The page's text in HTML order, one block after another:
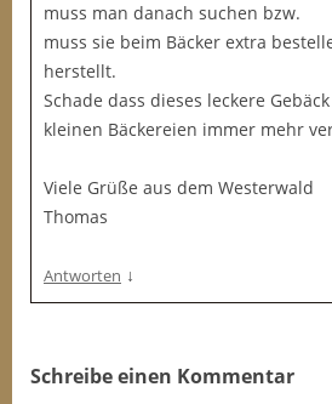
muss man danach suchen bzw.
muss sie beim Bäcker extra
herstellt.
Schade dass dieses leckere
kleinen Bäckereien immer mehr
Viele Grüße aus dem Westerwald
Thomas
Antworten ↓
Schreibe einen Kommentar